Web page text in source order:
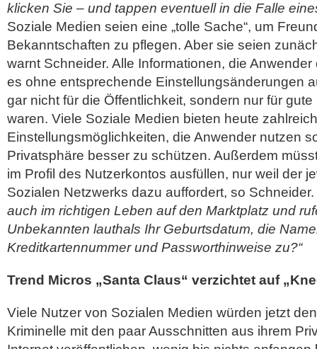
klicken Sie – und tappen eventuell in die Falle
Soziale Medien seien eine „tolle Sache“, um
Bekanntschaften zu pflegen. Aber sie seien
warnt Schneider. Alle Informationen, die
es ohne entsprechende Einstellungsänderungen
gar nicht für die Öffentlichkeit, sondern nur für
waren. Viele Soziale Medien bieten heute
Einstellungsmöglichkeiten, die Anwender nutzen
Privatsphäre besser zu schützen. Außerdem
im Profil des Nutzerkontos ausfüllen, nur weil der
Sozialen Netzwerks dazu auffordert, so Schneider.
auch im richtigen Leben auf den Marktplatz und
Unbekannten lauthals Ihr Geburtsdatum, die
Kreditkartennummer und Passworthinweise zu?“
Trend Micros „Santa Claus“ verzichtet auf
Viele Nutzer von Sozialen Medien würden jetzt
Kriminelle mit den paar Ausschnitten aus ihrem